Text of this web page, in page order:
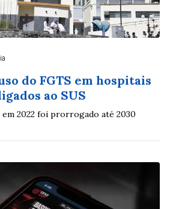
do FGTS em hospitais
ao SUS
2022 foi prorrogado até 2030